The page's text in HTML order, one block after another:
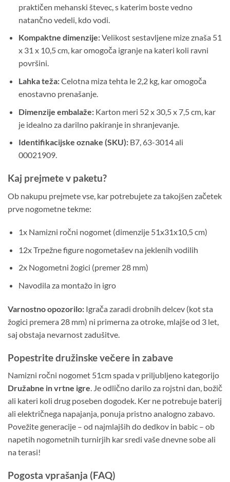
praktičen mehanski števec, s katerim boste vedno
natančno vedeli, kdo vodi.
Kompaktne dimenzije:Velikost sestavljene mize znaša 51
x 31 x 10,5 cm, kar omogoča igranje na kateri koli ravni
površini.
Lahka teža:Celotna miza tehta le 2,2 kg, kar omogoča
enostavno prenašanje.
Dimenzije embalaže:Karton meri 52 x 30,5 x 7,5 cm, kar
je idealno za darilno pakiranje in shranjevanje.
Identifikacijske oznake (SKU):B7, 63-3014 ali
00021909.
Kaj prejmete v paketu?
Ob nakupu prejmete vse, kar potrebujete za takojšen začetek
prve nogometne tekme:
1x Namizni ročni nogomet (dimenzije 51x31x10,5 cm)
12x Trpežne figure nogometašev na jeklenih vodilih
2x Nogometni žogici (premer 28 mm)
Navodila za montažo in igro
Varnostno opozorilo: Igrača zaradi drobnih delcev (kot sta
žogici premera 28 mm) ni primerna za otroke, mlajše od 3 let,
saj obstaja nevarnost zadušitve.
Popestrite družinske večere in zabave
Namizni ročni nogomet 51cm spada v priljubljeno kategorijo
Družabne in vrtne igre. Je odlično darilo za rojstni dan, božič
ali kateri koli drug poseben dogodek. Ker ne potrebuje baterij
ali električnega napajanja, ponuja pristno analogno zabavo.
Povežite generacije – od najmlajših do dedkov in babic – ob
napetih nogometnih turnirjih kar sredi vaše dnevne sobe ali
na terasi!
Pogosta vprašanja (FAQ)